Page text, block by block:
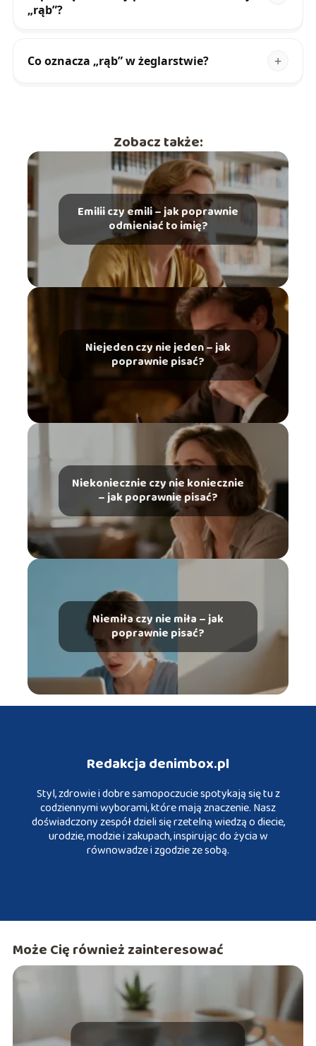
„rąb”?
Co oznacza „rąb” w żeglarstwie?
Zobacz także:
Emilii czy emili – jak poprawnie
odmieniać to imię?
Niejeden czy nie jeden – jak
poprawnie pisać?
Niekoniecznie czy nie koniecznie
– jak poprawnie pisać?
Niemiła czy nie miła – jak
poprawnie pisać?
Redakcja denimbox.pl
Styl, zdrowie i dobre samopoczucie spotykają się tu z
codziennymi wyborami, które mają znaczenie. Nasz
doświadczony zespół dzieli się rzetelną wiedzą o diecie,
urodzie, modzie i zakupach, inspirując do życia w
równowadze i zgodzie ze sobą.
Może Cię również zainteresować